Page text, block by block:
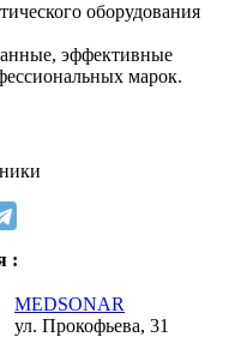
оборудования
эффективные
марок.
:
MEDSONAR
ул. Прокофьева, 31